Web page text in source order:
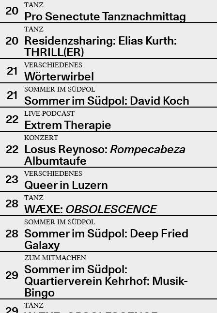
20
TANZ
Pro Senectute Tanznachmittag
20
TANZ
Residenzsharing: Elias Kurth:
THRILL(ER)
21
VERSCHIEDENES
Wörterwirbel
21
SOMMER IM SÜDPOL
Sommer im Südpol: David Koch
22
LIVE-PODCAST
Extrem Therapie
22
KONZERT
Losus Reynoso: Rompecabeza
Albumtaufe
23
VERSCHIEDENES
Queer in Luzern
28
TANZ
WÆXE: OBSOLESCENCE
28
SOMMER IM SÜDPOL
Sommer im Südpol: Deep Fried
Galaxy
29
ZUM MITMACHEN
Sommer im Südpol:
Quartierverein Kehrhof: Musik-
Bingo
TANZ